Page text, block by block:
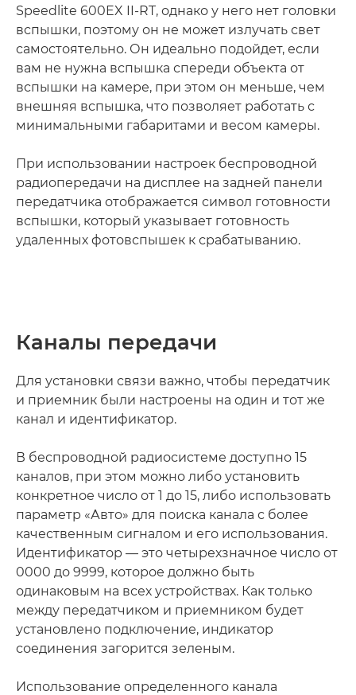
Speedlite 600EX II-RT, однако у него нет головки
вспышки, поэтому он не может излучать свет
самостоятельно. Он идеально подойдет, если
вам не нужна вспышка спереди объекта от
вспышки на камере, при этом он меньше, чем
внешняя вспышка, что позволяет работать с
минимальными габаритами и весом камеры.
При использовании настроек беспроводной
радиопередачи на дисплее на задней панели
передатчика отображается символ готовности
вспышки, который указывает готовность
удаленных фотовспышек к срабатыванию.
Каналы передачи
Для установки связи важно, чтобы передатчик
и приемник были настроены на один и тот же
канал и идентификатор.
В беспроводной радиосистеме доступно 15
каналов, при этом можно либо установить
конкретное число от 1 до 15, либо использовать
параметр «Авто» для поиска канала с более
качественным сигналом и его использования.
Идентификатор — это четырехзначное число от
0000 до 9999, которое должно быть
одинаковым на всех устройствах. Как только
между передатчиком и приемником будет
установлено подключение, индикатор
соединения загорится зеленым.
Использование определенного канала